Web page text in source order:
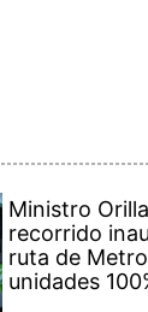
recorrido
ruta de
unidades